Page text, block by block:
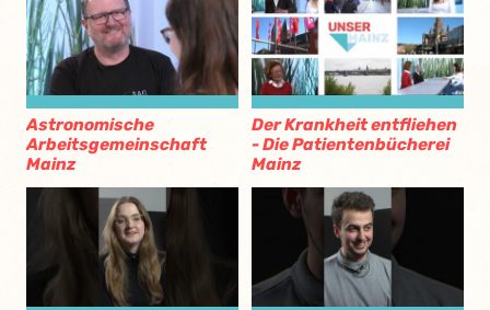
Astronomische
Arbeitsgemeinschaft
Mainz
Der Krankheit entfliehen
- Die Patientenbücherei
Mainz